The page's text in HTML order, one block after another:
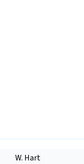
W. Hart